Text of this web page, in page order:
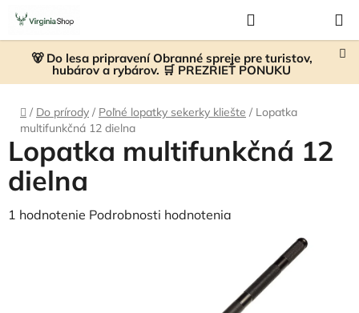
Prejsť
obsah
🐻 Do lesa pripravení Obranné spreje pre turistov,
hubárov a rybárov. 🛒 PREZRIEŤ PONUKU
KOŠÍK
Domov
/ Do prírody / Poľné lopatky sekerky kliešte / Lopatka
multifunkčná 12 dielna
Lopatka multifunkčná 12
dielna
Priemerné
1 hodnotenie Podrobnosti hodnotenia